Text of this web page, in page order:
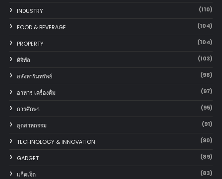
INDUSTRY (110)
FOOD & BEVERAGE (104)
PROPERTY (104)
ดิจิทัล (103)
อสังหาริมทรัพย์ (98)
อาหาร เครื่องดื่ม (97)
การศึกษา (95)
อุตสาหกรรม (91)
TECHNOLOGY & INNOVATION (90)
GADGET (89)
แก็ตเจ็ต (83)